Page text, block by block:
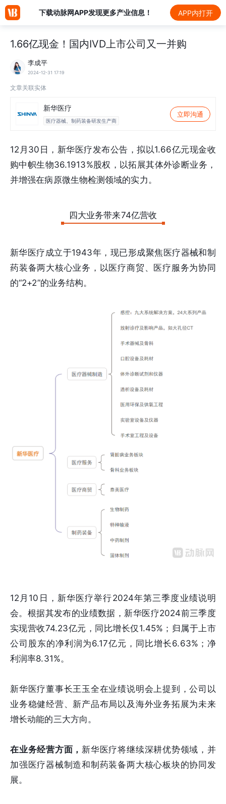
下载动脉网APP发现更多产业信息！ APP内打开
1.66亿现金！国内IVD上市公司又一并购
李成平
2024-12-31 17:19
文章关联实体
新华医疗
医疗器械、制药装备研发生产商
立即沟通
12月30日，新华医疗发布公告，拟以1.66亿元现金收
购中帜生物36.1913%股权，以拓展其体外诊断业务，
并增强在病原微生物检测领域的实力。
四大业务带来74亿营收
新华医疗成立于1943年，现已形成聚焦医疗器械和制
药装备两大核心业务，以医疗商贸、医疗服务为协同
的“2+2”的业务结构。
12月10日，新华医疗举行2024年第三季度业绩说明
会。根据其发布的业绩数据，新华医疗2024前三季度
实现营收74.23亿元，同比增长仅1.45%；归属于上市
公司股东的净利润为6.17亿元，同比增长6.63%；净
利润率8.31%。
新华医疗董事长王玉全在业绩说明会上提到，公司以
业务稳健经营、新产品布局以及海外业务拓展为未来
增长动能的三大方向。
在业务经营方面， 新华医疗将继续深耕优势领域，并
加强医疗器械制造和制药装备两大核心板块的协同发
展。